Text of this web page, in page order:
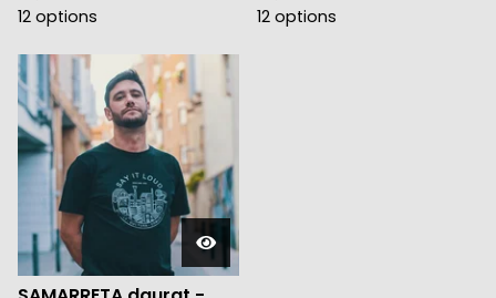
12 options
12 options